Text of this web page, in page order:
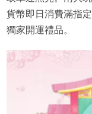
貨幣即日消費滿指
獨家開運禮品。